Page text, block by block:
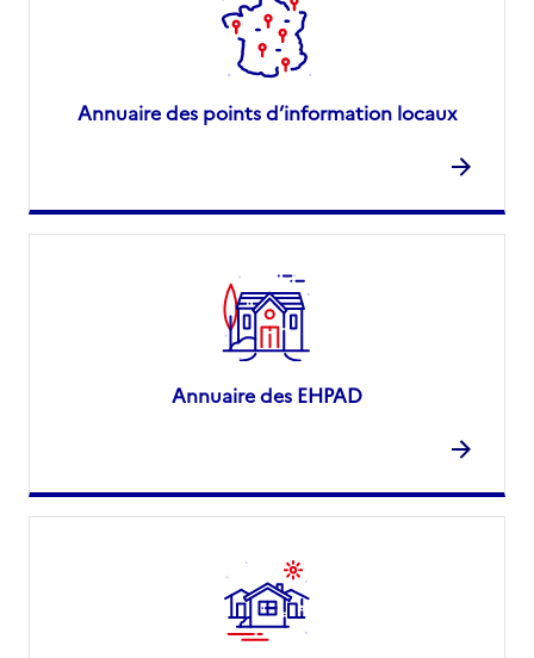
Annuaire des points d’information locaux
Annuaire des EHPAD